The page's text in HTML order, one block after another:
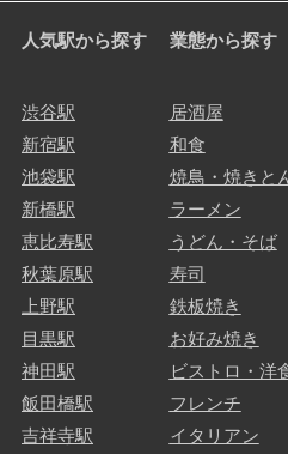
人気駅から探す
渋谷駅
新宿駅
池袋駅
新橋駅
恵比寿駅
秋葉原駅
上野駅
目黒駅
神田駅
飯田橋駅
吉祥寺駅
業態から探す
居酒屋
和食
焼鳥・焼きと
ラーメン
うどん・そば
寿司
鉄板焼き
お好み焼き
ビストロ・洋
フレンチ
イタリアン